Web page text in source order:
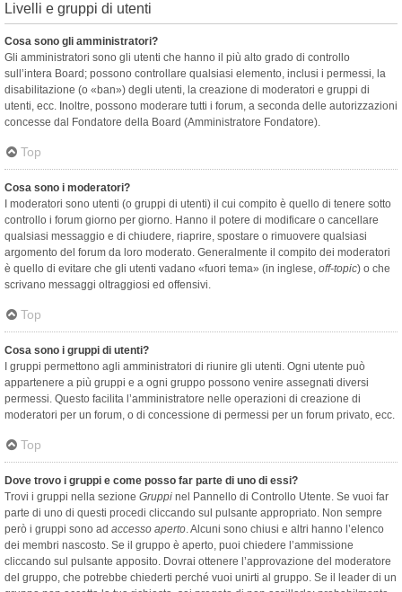
Livelli e gruppi di utenti
Cosa sono gli amministratori?
Gli amministratori sono gli utenti che hanno il più alto grado di controllo
sull’intera Board; possono controllare qualsiasi elemento, inclusi i permessi, la
disabilitazione (o «ban») degli utenti, la creazione di moderatori e gruppi di
utenti, ecc. Inoltre, possono moderare tutti i forum, a seconda delle autorizzazioni
concesse dal Fondatore della Board (Amministratore Fondatore).
Top
Cosa sono i moderatori?
I moderatori sono utenti (o gruppi di utenti) il cui compito è quello di tenere sotto
controllo i forum giorno per giorno. Hanno il potere di modificare o cancellare
qualsiasi messaggio e di chiudere, riaprire, spostare o rimuovere qualsiasi
argomento del forum da loro moderato. Generalmente il compito dei moderatori
è quello di evitare che gli utenti vadano «fuori tema» (in inglese, off-topic) o che
scrivano messaggi oltraggiosi ed offensivi.
Top
Cosa sono i gruppi di utenti?
I gruppi permettono agli amministratori di riunire gli utenti. Ogni utente può
appartenere a più gruppi e a ogni gruppo possono venire assegnati diversi
permessi. Questo facilita l’amministratore nelle operazioni di creazione di
moderatori per un forum, o di concessione di permessi per un forum privato, ecc.
Top
Dove trovo i gruppi e come posso far parte di uno di essi?
Trovi i gruppi nella sezione Gruppi nel Pannello di Controllo Utente. Se vuoi far
parte di uno di questi procedi cliccando sul pulsante appropriato. Non sempre
però i gruppi sono ad accesso aperto. Alcuni sono chiusi e altri hanno l’elenco
dei membri nascosto. Se il gruppo è aperto, puoi chiedere l’ammissione
cliccando sul pulsante apposito. Dovrai ottenere l’approvazione del moderatore
del gruppo, che potrebbe chiederti perché vuoi unirti al gruppo. Se il leader di un